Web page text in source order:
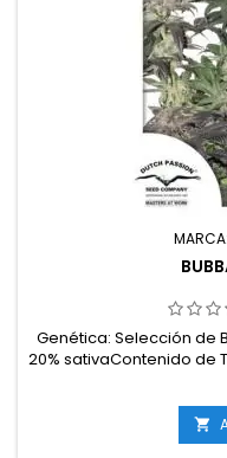
MARCA:
Genética: Selección de
20% sativaContenido de
semanas en
g/m²Producción en
de septiembre)Altura: